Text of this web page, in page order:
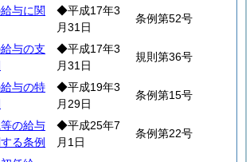
与に関
◆平成17年3
月31日
条例第52号
与の支
◆平成17年3
月31日
規則第36号
与の特
◆平成19年3
月29日
条例第15号
の給与
る条例
◆平成25年7
月1日
条例第22号